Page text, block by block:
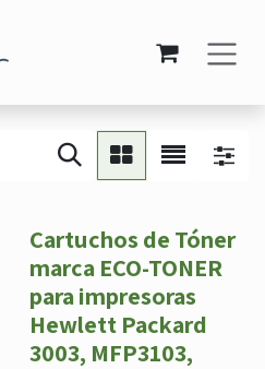
Cartuchos de Tóner
marca ECO-TONER
para impresoras
Hewlett Packard
3003, MFP3103,